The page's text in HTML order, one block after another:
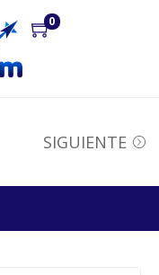
0
SIGUIENTE